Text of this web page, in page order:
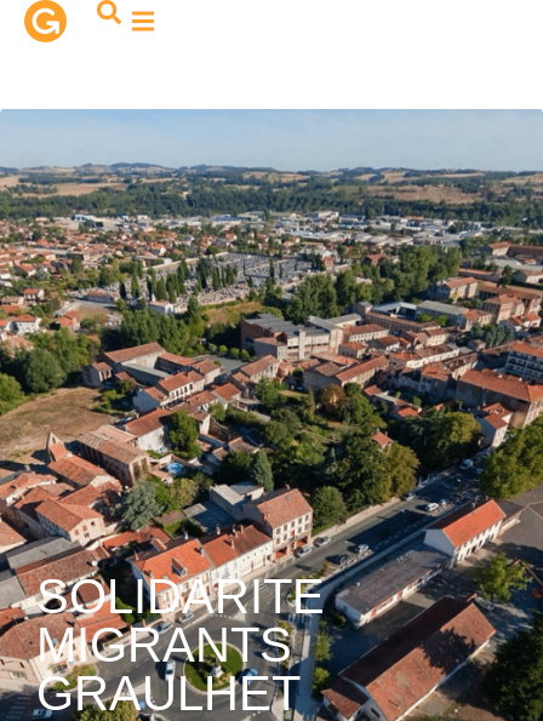
principal
SOLIDARITE
MIGRANTS
GRAULHET